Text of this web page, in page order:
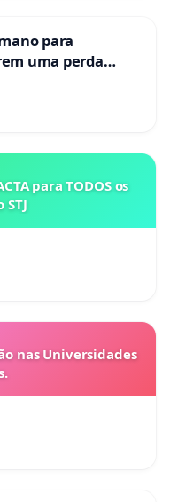
para
uma perda
para TODOS os
nas Universidades